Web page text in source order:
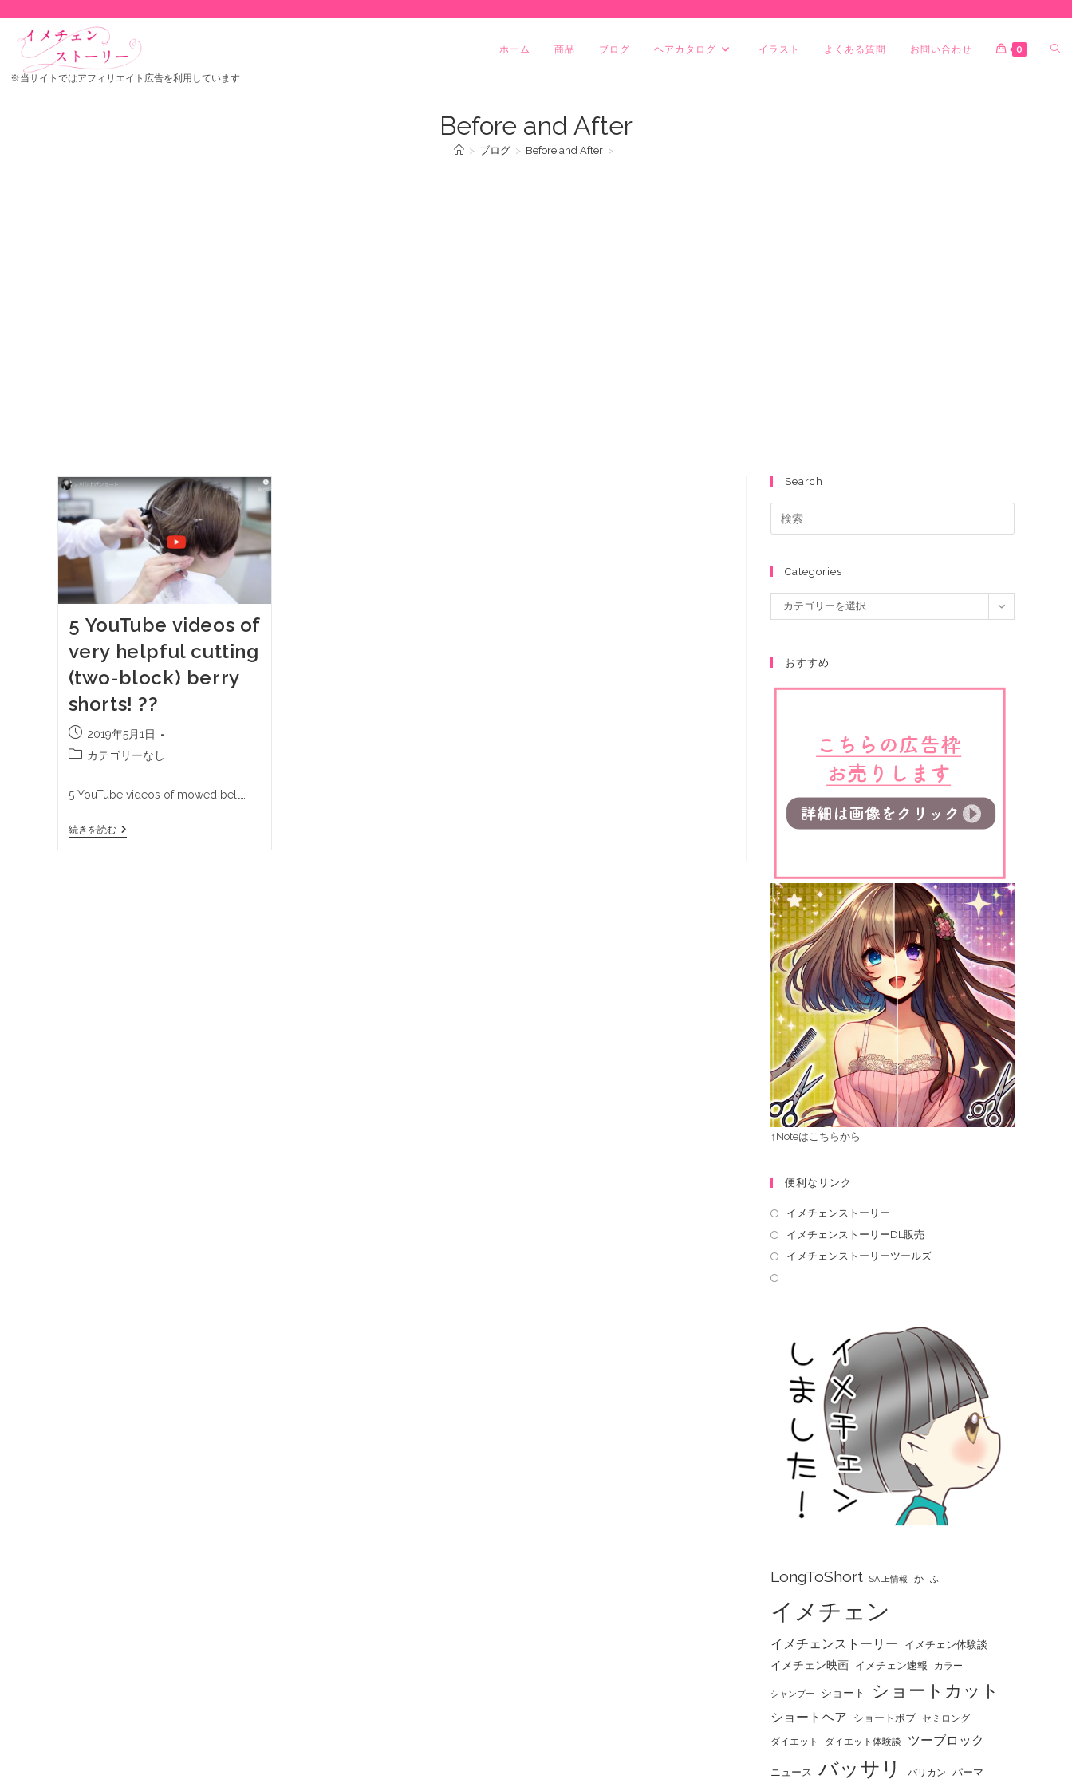
※当サイトではアフィリエイト広告を利用しています
ホーム 商品 ブログ ヘアカタログ イラスト よくある質問 お問い合わせ 0
Before and After
> ブログ > Before and After >
5 YouTube videos of
very helpful cutting
(two-block) berry
shorts! ??
2019年5月1日
カテゴリーなし
5 YouTube videos of mowed bell…
続きを読む
Search
Categories
カテゴリーを選択
おすすめ
↑Noteはこちらから
便利なリンク
イメチェンストーリー
イメチェンストーリーDL販売
イメチェンストーリーツールズ
LongToShort SALE情報 か ふ
イメチェン
イメチェンストーリー イメチェン体験談
イメチェン映画 イメチェン速報 カラー
シャンプー ショート ショートカット
ショートヘア ショートボブ セミロング
ダイエット ダイエット体験談 ツーブロック
ニュース バッサリ バリカン パーマ